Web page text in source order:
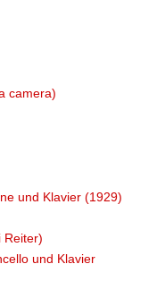
camera)
und Klavier (1929)
Reiter)
und Klavier